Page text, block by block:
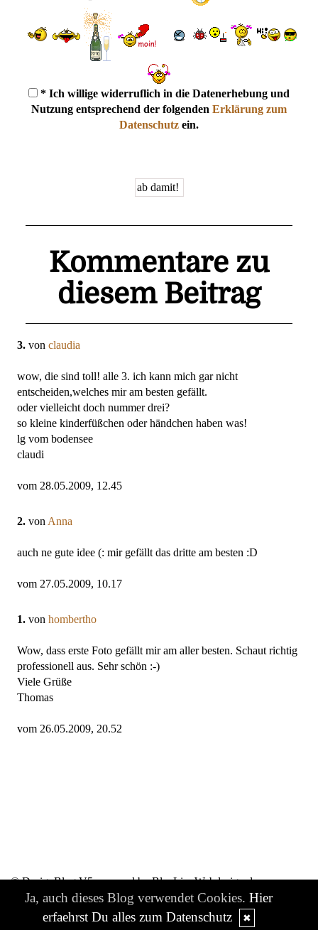
* Ich willige widerruflich in die Datenerhebung und
Nutzung entsprechend der folgenden Erklärung zum
Datenschutz ein.
Kommentare zu
diesem Beitrag
3. von claudia
wow, die sind toll! alle 3. ich kann mich gar nicht
entscheiden,welches mir am besten gefällt.
oder vielleicht doch nummer drei?
so kleine kinderfüßchen oder händchen haben was!
lg vom bodensee
claudi
vom 28.05.2009, 12.45
2. von Anna
auch ne gute idee (: mir gefällt das dritte am besten :D
vom 27.05.2009, 10.17
1. von hombertho
Wow, dass erste Foto gefällt mir am aller besten. Schaut richtig
professionell aus. Sehr schön :-)
Viele Grüße
Thomas
vom 26.05.2009, 20.52
© DesignBlog V5 powered by BlueLionWebdesign.de
Ja, auch dieses Blog verwendet Cookies. Hier
erfaehrst Du alles zum Datenschutz
✖